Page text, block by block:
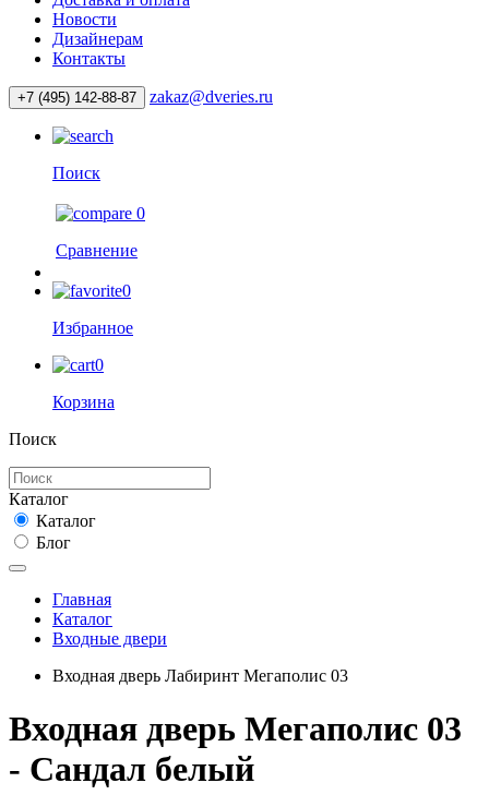
Новости
Дизайнерам
Контакты
+7 (495) 142-88-87 zakaz@dveries.ru
Поиск
0
Сравнение
0
Избранное
0
Корзина
Поиск
Каталог
Каталог
Блог
Главная
Каталог
Входные двери
Входная дверь Лабиринт Мегаполис 03
Входная дверь Мегаполис 03
- Сандал белый